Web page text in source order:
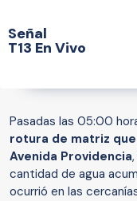
Señal
T13 En Vivo
Pasadas las 05:00
rotura de matriz
Avenida Providencia
cantidad de agua
ocurrió en las